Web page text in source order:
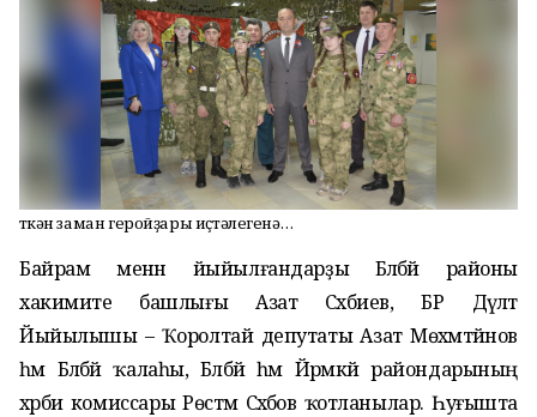
Үткән заман геройҙары иҫтәлегенә…
Байрам менән йыйылғандарҙы Бәләбәй районы
хакимиәте башлығы Азат Сәхәбиев, БР Дәүләт
Йыйылышы – Ҡоролтай депутаты Азат Мөхәмәтйәнов
һәм Бәләбәй ҡалаһы, Бәләбәй һәм Йәрмәкәй райондарының
хәрби комиссары Рөстәм Сәхәбов ҡотланылар. Һуғышта